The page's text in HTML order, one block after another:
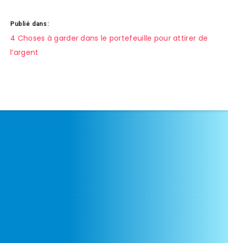
Publié dans:
Navigation
de
4 Choses à garder dans le portefeuille pour attirer de
l’argent